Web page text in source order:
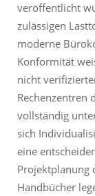
veröffentlicht
zulässigen
moderne
Konformität
nicht
Rechenzentren
vollständig
sich
eine
Projektplanung
Handbücher